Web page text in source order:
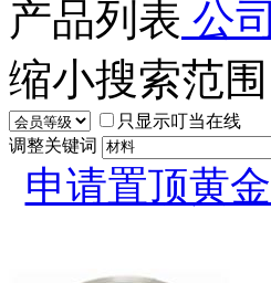
产品列表 公
缩小搜索范围
只显示叮当在线
调整关键词
申请置顶黄